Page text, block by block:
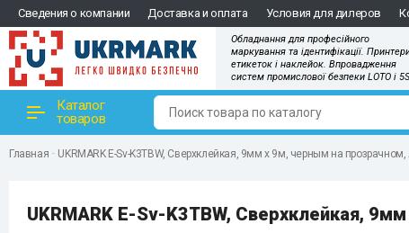
Сведения о компании Доставка и оплата Условия для дилеров
Обладнання для професійного
маркування та ідентифікації.
етикеток і наклейок. Впровадження
систем промислової безпеки LOTO і
Каталог
товаров
Главная UKRMARK E-Sv-K3TBW, Сверхклейкая, 9мм х 9м, черным на
UKRMARK E-Sv-K3TBW, Сверхклейкая,